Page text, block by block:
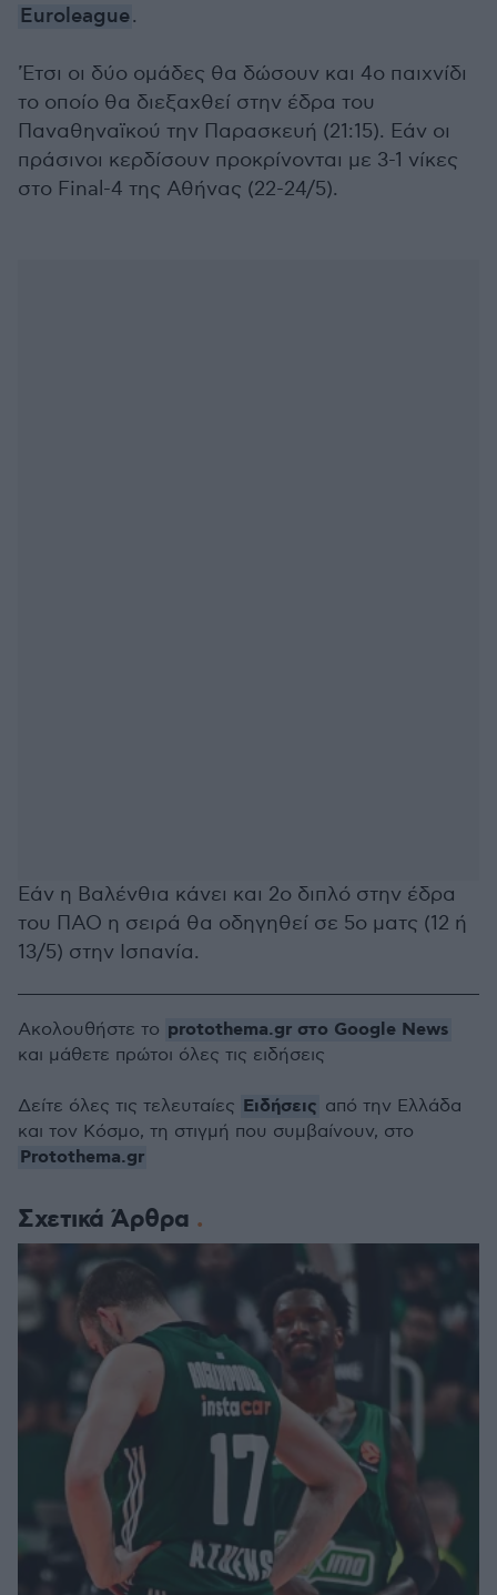
Euroleague.
'Έτσι οι δύο ομάδες θα δώσουν και 4ο παιχνίδι
το οποίο θα διεξαχθεί στην έδρα του
Παναθηναϊκού την Παρασκευή (21:15). Εάν οι
πράσινοι κερδίσουν προκρίνονται με 3-1 νίκες
στο Final-4 της Αθήνας (22-24/5).
Εάν η Βαλένθια κάνει και 2ο διπλό στην έδρα
του ΠΑΟ η σειρά θα οδηγηθεί σε 5ο ματς (12 ή
13/5) στην Ισπανία.
Σχετικά Άρθρα
Ακολουθήστε το protothema.gr στο Google News
και μάθετε πρώτοι όλες τις ειδήσεις
Δείτε όλες τις τελευταίες Ειδήσεις από την Ελλάδα
και τον Κόσμο, τη στιγμή που συμβαίνουν, στο
Protothema.gr